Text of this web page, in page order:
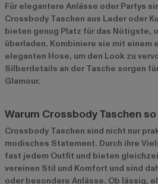
Für elegantere Anlässe oder Partys
Crossbody Taschen aus Leder oder
bieten genug Platz für das Nötigste,
überladen. Kombiniere sie mit einem
eleganten Hose, um den Look zu
Silberdetails an der Tasche sorgen
Glamour.
Warum Crossbody Taschen
Crossbody Taschen sind nicht nur
modisches Statement. Durch ihre
fast jedem Outfit und bieten
vereinen Stil und Komfort und sind
oder besondere Anlässe. Ob lässig,